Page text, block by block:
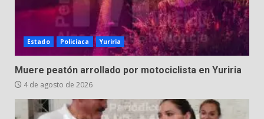
Estado Policiaca Yuriria
Muere peatón arrollado por motociclista en Yuriria
4 de agosto de 2026